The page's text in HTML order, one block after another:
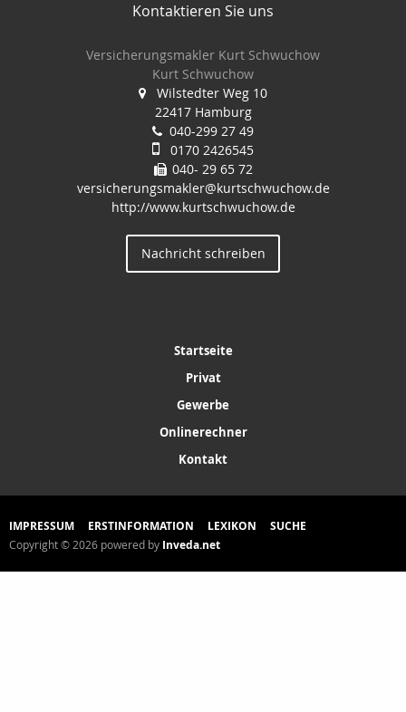
Kontaktieren Sie uns
Versicherungsmakler Kurt Schwuchow
Kurt Schwuchow
Wilstedter Weg 10
22417 Hamburg
040-299 27 49
0170 2426545
040- 29 65 72
versicherungsmakler@kurtschwuchow.de
http://www.kurtschwuchow.de
Nachricht schreiben
Startseite
Privat
Gewerbe
Onlinerechner
Kontakt
IMPRESSUM ERSTINFORMATION LEXIKON SUCHE
Copyright © 2026 powered by Inveda.net